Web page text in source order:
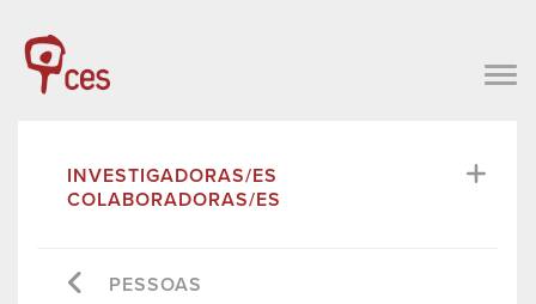
INVESTIGADORAS/ES
COLABORADORAS/ES
PESSOAS